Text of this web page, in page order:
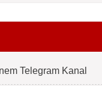
Telegram Kanal